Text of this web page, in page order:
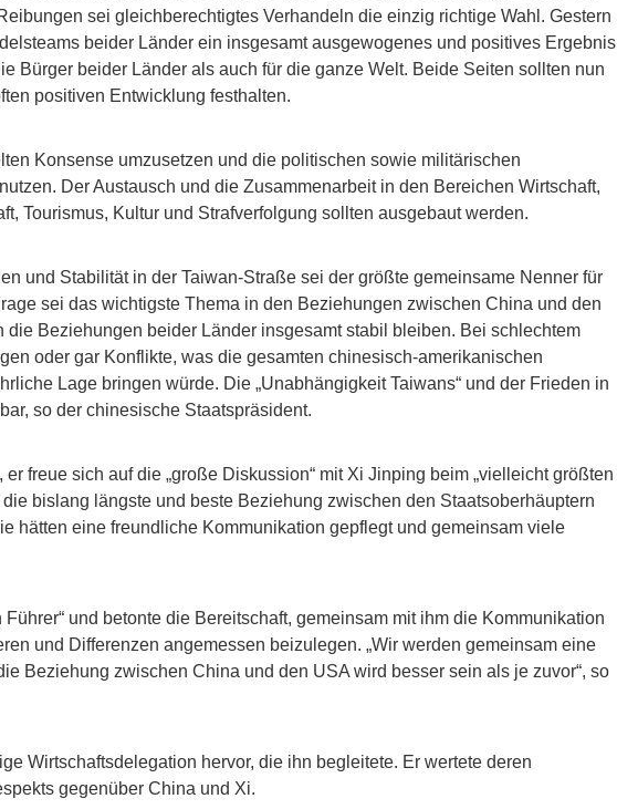
sei gleichberechtigtes Verhandeln die einzig richtige Wahl. Gestern
beider Länder ein insgesamt ausgewogenes und positives Ergebnis
Bürger beider Länder als auch für die ganze Welt. Beide Seiten sollten nun
positiven Entwicklung festhalten.
Konsense umzusetzen und die politischen sowie militärischen
Der Austausch und die Zusammenarbeit in den Bereichen Wirtschaft,
Tourismus, Kultur und Strafverfolgung sollten ausgebaut werden.
und Stabilität in der Taiwan-Straße sei der größte gemeinsame Nenner für
sei das wichtigste Thema in den Beziehungen zwischen China und den
die Beziehungen beider Länder insgesamt stabil bleiben. Bei schlechtem
oder gar Konflikte, was die gesamten chinesisch-amerikanischen
Lage bringen würde. Die „Unabhängigkeit Taiwans“ und der Frieden in
so der chinesische Staatspräsident.
freue sich auf die „große Diskussion“ mit Xi Jinping beim „vielleicht größten
bislang längste und beste Beziehung zwischen den Staatsoberhäuptern
hätten eine freundliche Kommunikation gepflegt und gemeinsam viele
und betonte die Bereitschaft, gemeinsam mit ihm die Kommunikation
und Differenzen angemessen beizulegen. „Wir werden gemeinsam eine
Beziehung zwischen China und den USA wird besser sein als je zuvor“, so
Wirtschaftsdelegation hervor, die ihn begleitete. Er wertete deren
gegenüber China und Xi.